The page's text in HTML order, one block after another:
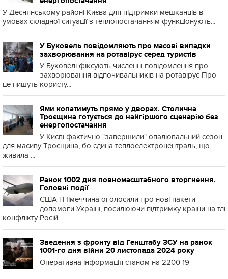
У Деснянському районі Києва для підтримки мешканців в
умовах складної ситуації з теплопостачанням функціонують...
У Буковель повідомляють про масові випадки
захворювання на ротавірус серед туристів
У Буковелі фіксують численні повідомлення про
захворювання відпочивальників на ротавірус Про
це пишуть користу...
Ями копатимуть прямо у дворах. Столична
Троєщина готується до найгіршого сценарію без
енергопостачання
У Києві фактично "завершили" опалювальний сезон
для масиву Троєщина, бо єдина теплоелектроцентраль, що
живила ...
Ранок 1002 дня повномасштабного вторгнення.
Головні події
США і Німеччина оголосили про нові пакети
допомоги Україні, посилюючи підтримку країни на тлі
конфлікту Росій...
Зведення з фронту від Генштабу ЗСУ на ранок
1001-го дня війни 20 листопада 2024 року
Оперативна інформація станом на 2200 19